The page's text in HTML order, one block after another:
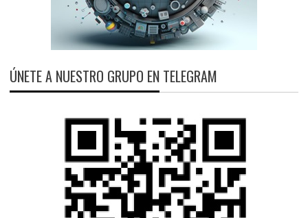
ÚNETE A NUESTRO GRUPO EN TELEGRAM